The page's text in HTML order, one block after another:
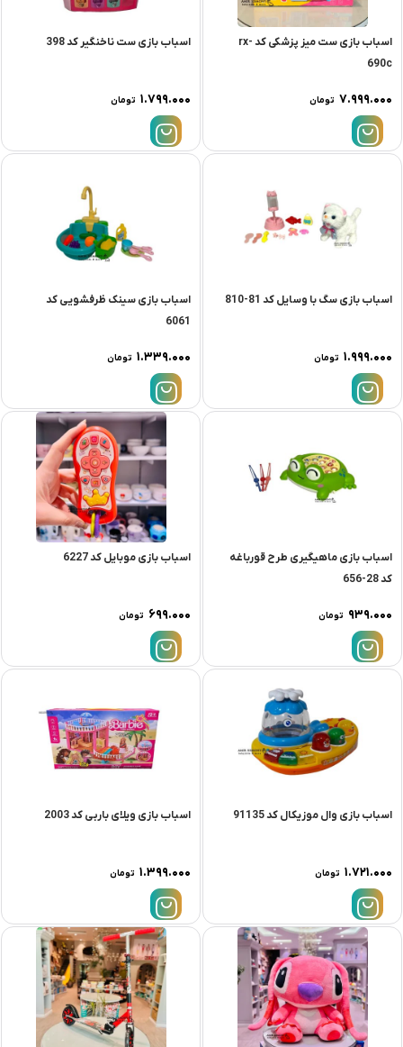
اسباب بازی ست میز پزشکی کد rx-
690c
۷.۹۹۹.۰۰۰ تومان
اسباب بازی ست ناخنگیر کد 398
۱.۷۹۹.۰۰۰ تومان
اسباب بازی سگ با وسایل کد 81-810
۱.۹۹۹.۰۰۰ تومان
اسباب بازی سینک ظرفشویی کد
6061
۱.۳۳۹.۰۰۰ تومان
اسباب بازی ماهیگیری طرح قورباغه
کد 28-656
۹۳۹.۰۰۰ تومان
اسباب بازی موبایل کد 6227
۶۹۹.۰۰۰ تومان
اسباب بازی وال موزیکال کد 91135
۱.۷۲۱.۰۰۰ تومان
اسباب بازی ویلای باربی کد 2003
۱.۳۹۹.۰۰۰ تومان